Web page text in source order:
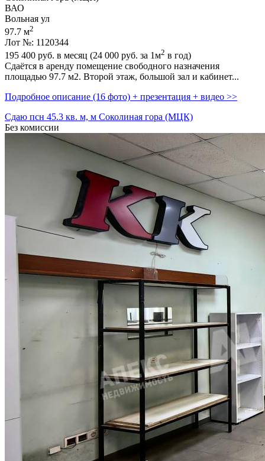
ВАО
Вольная ул
97.7 м2
Лот №: 1120344
195 400 руб. в месяц (24 000 руб. за 1м2 в год)
Сдаётся в аренду помещение свободного назначения
площадью 97.7 м2. Второй этаж,­ большой зал и кабинет...
Подробное описание (16 фото) + презентация + видео >>
Сдаю псн 45.3 кв. м, м Соколиная гора (МЦК)
Без комиссии